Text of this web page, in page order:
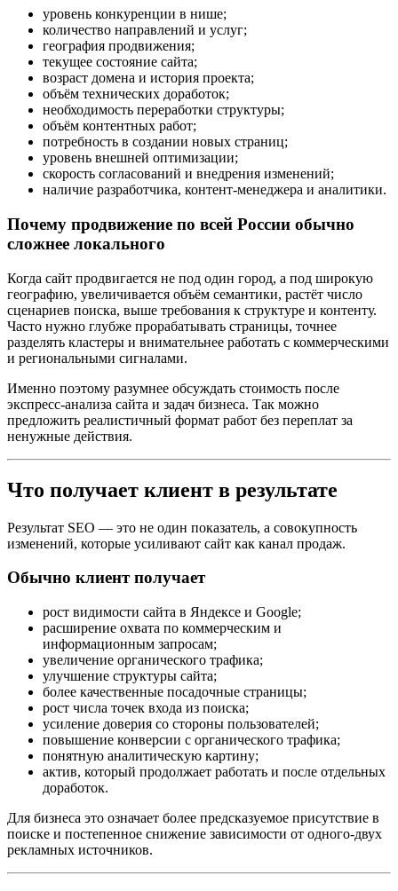
уровень конкуренции в нише;
количество направлений и услуг;
география продвижения;
текущее состояние сайта;
возраст домена и история проекта;
объём технических доработок;
необходимость переработки структуры;
объём контентных работ;
потребность в создании новых страниц;
уровень внешней оптимизации;
скорость согласований и внедрения изменений;
наличие разработчика, контент-менеджера и аналитики.
Почему продвижение по всей России обычно
сложнее локального
Когда сайт продвигается не под один город, а под широкую
географию, увеличивается объём семантики, растёт число
сценариев поиска, выше требования к структуре и контенту.
Часто нужно глубже прорабатывать страницы, точнее
разделять кластеры и внимательнее работать с коммерческими
и региональными сигналами.
Именно поэтому разумнее обсуждать стоимость после
экспресс-анализа сайта и задач бизнеса. Так можно
предложить реалистичный формат работ без переплат за
ненужные действия.
Что получает клиент в результате
Результат SEO — это не один показатель, а совокупность
изменений, которые усиливают сайт как канал продаж.
Обычно клиент получает
рост видимости сайта в Яндексе и Google;
расширение охвата по коммерческим и
информационным запросам;
увеличение органического трафика;
улучшение структуры сайта;
более качественные посадочные страницы;
рост числа точек входа из поиска;
усиление доверия со стороны пользователей;
повышение конверсии с органического трафика;
понятную аналитическую картину;
актив, который продолжает работать и после отдельных
доработок.
Для бизнеса это означает более предсказуемое присутствие в
поиске и постепенное снижение зависимости от одного-двух
рекламных источников.